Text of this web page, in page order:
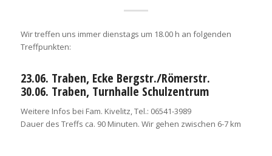
Wir treffen uns immer dienstags um 18.00 h an folgenden
Treffpunkten:
23.06. Traben, Ecke Bergstr./Römerstr.
30.06. Traben, Turnhalle Schulzentrum
Weitere Infos bei Fam. Kivelitz, Tel.: 06541-3989
Dauer des Treffs ca. 90 Minuten. Wir gehen zwischen 6-7 km